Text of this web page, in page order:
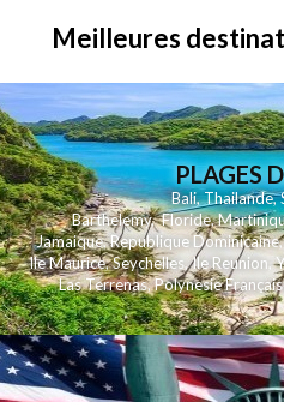
Meilleures
PLAGES
Bali,Thailande,
Barthelemy,Floride,
Jamaique,Republique Dominicaine
Ile Maurice,Seychelles,Ile Reunion ,
Las Terrenas,Polynesie